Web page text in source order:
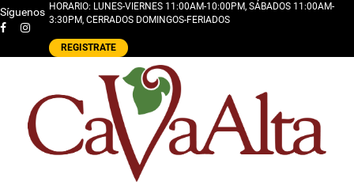
Síguenos HORARIO: LUNES-VIERNES 11:00AM-10:00PM, SÁBADOS 11:00AM-
3:30PM, CERRADOS DOMINGOS-FERIADOS
REGISTRATE